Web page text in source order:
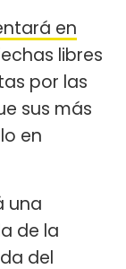
en
libres
por las
sus más
en
una
de la
del